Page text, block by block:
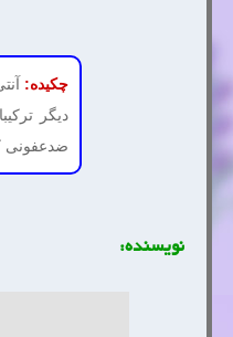
چکیده:
دیگر
ضدعفونی
نویسنده: